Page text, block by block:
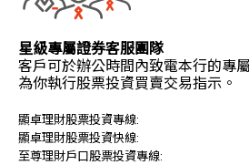
星級專屬證券客服團隊
客戶可於辦公時間內致電本行的專
為你執行股票投資買賣交易指示。
顯卓理財股票投資專線:
顯卓理財股票投資快線:
至尊理財戶口股票投資專線: